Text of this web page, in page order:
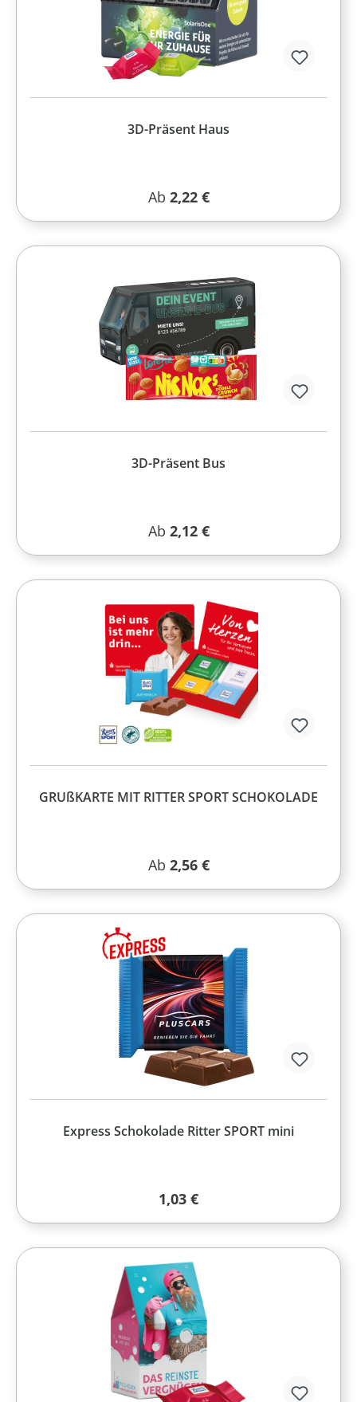
3D-Präsent Haus
Regulärer Preis:
Ab 2,22 €
3D-Präsent Bus
Regulärer Preis:
Ab 2,12 €
GRUßKARTE MIT RITTER SPORT SCHOKOLADE
Regulärer Preis:
Ab 2,56 €
Express Schokolade Ritter SPORT mini
Regulärer Preis:
1,03 €